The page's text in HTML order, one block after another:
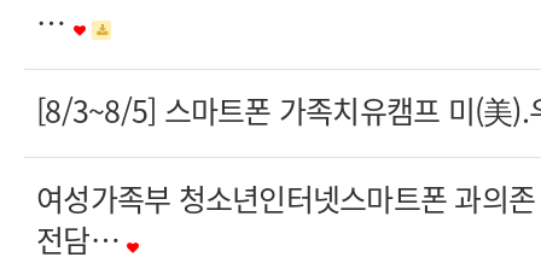
…
[8/3~8/5] 스마트폰 가족치유캠프 미(美
여성가족부 청소년인터넷스마트폰 과의
전담…